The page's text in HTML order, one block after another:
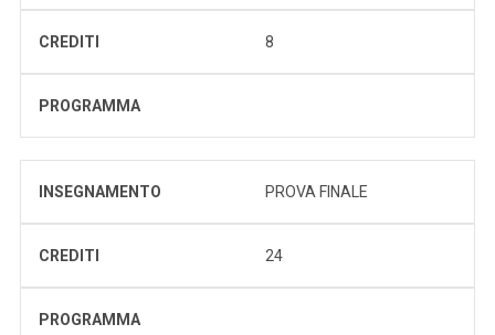
CREDITI 8
PROGRAMMA
INSEGNAMENTO PROVA FINALE
CREDITI 24
PROGRAMMA